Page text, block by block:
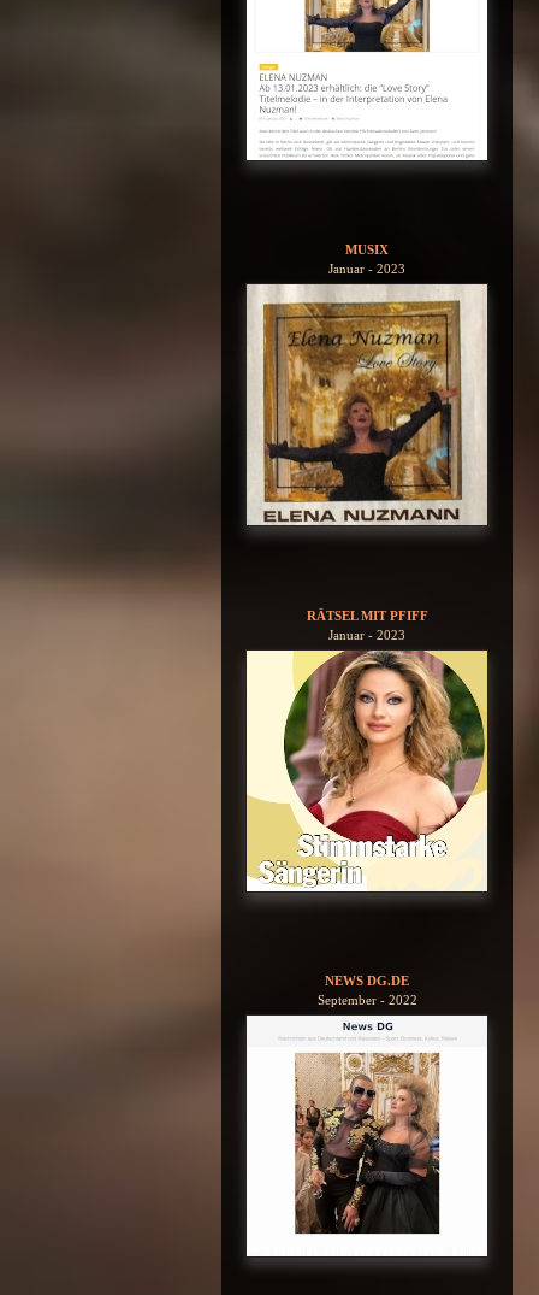
MUSIX
Januar - 2023
RÄTSEL MIT PFIFF
Januar - 2023
NEWS DG.DE
September - 2022